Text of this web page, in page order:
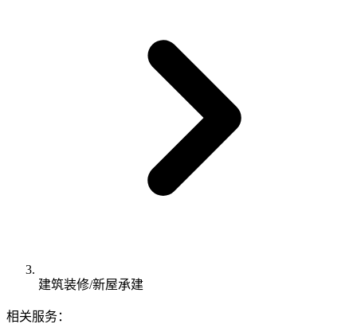
建筑装修/新屋承建
相关服务：